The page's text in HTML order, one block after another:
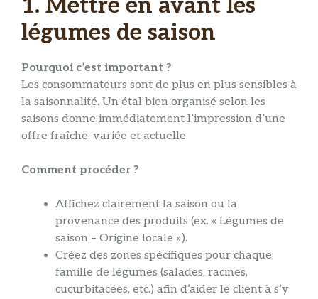
1. Mettre en avant les
légumes de saison
Pourquoi c’est important ?
Les consommateurs sont de plus en plus sensibles à
la saisonnalité. Un étal bien organisé selon les
saisons donne immédiatement l’impression d’une
offre fraîche, variée et actuelle.
Comment procéder ?
Affichez clairement la saison ou la
provenance des produits (ex. « Légumes de
saison – Origine locale »).
Créez des zones spécifiques pour chaque
famille de légumes (salades, racines,
cucurbitacées, etc.) afin d’aider le client à s’y